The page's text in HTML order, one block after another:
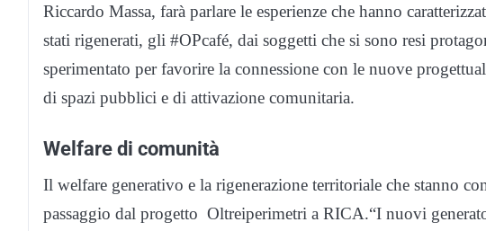
Riccardo Massa, farà parlare le esperienze che hanno
stati rigenerati, gli #OPcafé, dai soggetti che si sono resi
sperimentato per favorire la connessione con le nuove
di spazi pubblici e di attivazione comunitaria.
Welfare di comunità
Il welfare generativo e la rigenerazione territoriale che stanno
passaggio dal progetto Oltreiperimetri a RICA.“I nuovi